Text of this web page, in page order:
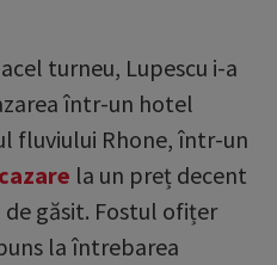
turneu, Lupescu i-a
într-un hotel
fluviului Rhone, într-un
cazare la un preț decent
găsit. Fostul ofițer
la întrebarea